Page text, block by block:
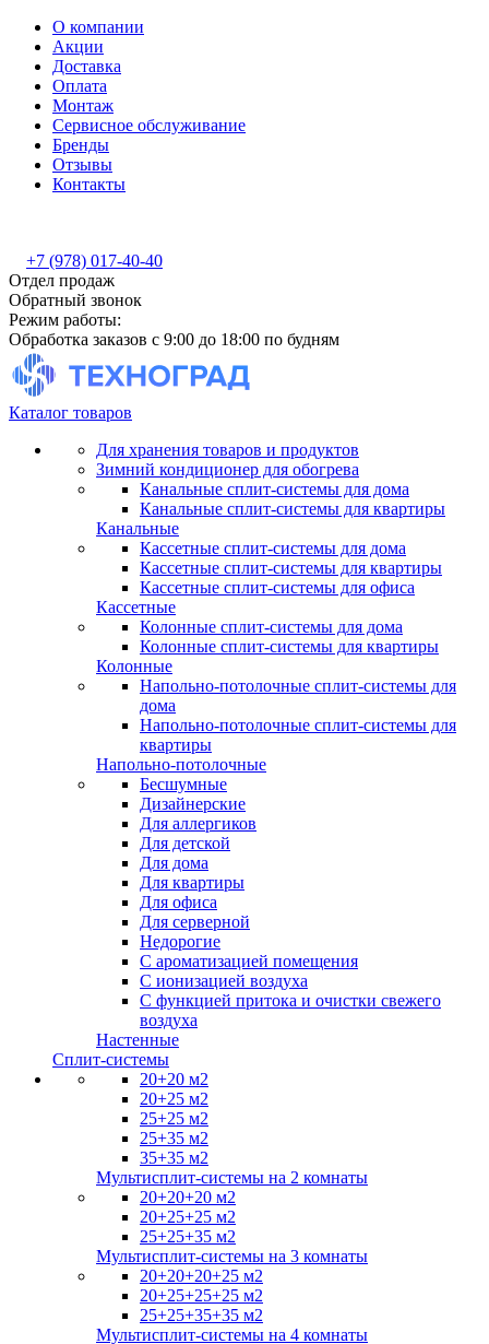
О компании
Акции
Доставка
Оплата
Монтаж
Сервисное обслуживание
Бренды
Отзывы
Контакты
+7 (978) 017-40-40
Отдел продаж
Обратный звонок
Режим работы:
Обработка заказов с 9:00 до 18:00 по будням
Каталог товаров
Для хранения товаров и продуктов
Зимний кондиционер для обогрева
Канальные сплит-системы для дома
Канальные сплит-системы для квартиры
Канальные
Кассетные сплит-системы для дома
Кассетные сплит-системы для квартиры
Кассетные сплит-системы для офиса
Кассетные
Колонные сплит-системы для дома
Колонные сплит-системы для квартиры
Колонные
Напольно-потолочные сплит-системы для
дома
Напольно-потолочные сплит-системы для
квартиры
Напольно-потолочные
Бесшумные
Дизайнерские
Для аллергиков
Для детской
Для дома
Для квартиры
Для офиса
Для серверной
Недорогие
С ароматизацией помещения
С ионизацией воздуха
С функцией притока и очистки свежего
воздуха
Настенные
Сплит-системы
20+20 м2
20+25 м2
25+25 м2
25+35 м2
35+35 м2
Мультисплит-системы на 2 комнаты
20+20+20 м2
20+25+25 м2
25+25+35 м2
Мультисплит-системы на 3 комнаты
20+20+20+25 м2
20+25+25+25 м2
25+25+35+35 м2
Мультисплит-системы на 4 комнаты